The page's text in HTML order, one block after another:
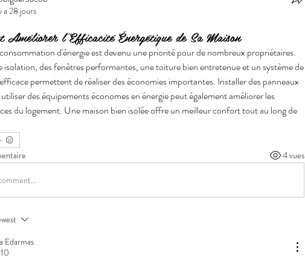
a 28 jours
Améliorer l'Efficacité Énergétique de Sa Maison
d'énergie est devenu une priorité pour de nombreux propriétaires.
isolation, des fenêtres performantes, une toiture bien entretenue et un système de
permettent de réaliser des économies importantes. Installer des panneaux
des équipements économes en énergie peut également améliorer les
du logement. Une maison bien isolée offre un meilleur confort tout au long de
4 vues
Edarmas